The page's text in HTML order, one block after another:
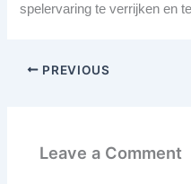
spelervaring te verrijken en
PREVIOUS
Leave a Comment